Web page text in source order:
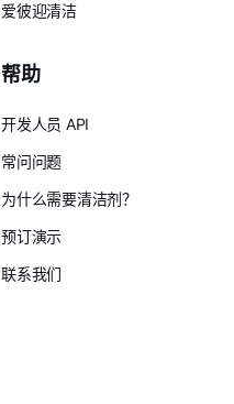
爱彼迎清洁
帮助
开发人员 API
常问问题
为什么需要清洁剂？
预订演示
联系我们